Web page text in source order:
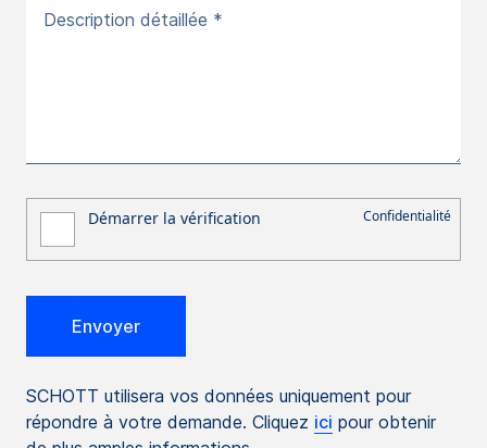
Description détaillée *
SCHOTT utilisera vos données uniquement pour
répondre à votre demande. Cliquez ici pour obtenir